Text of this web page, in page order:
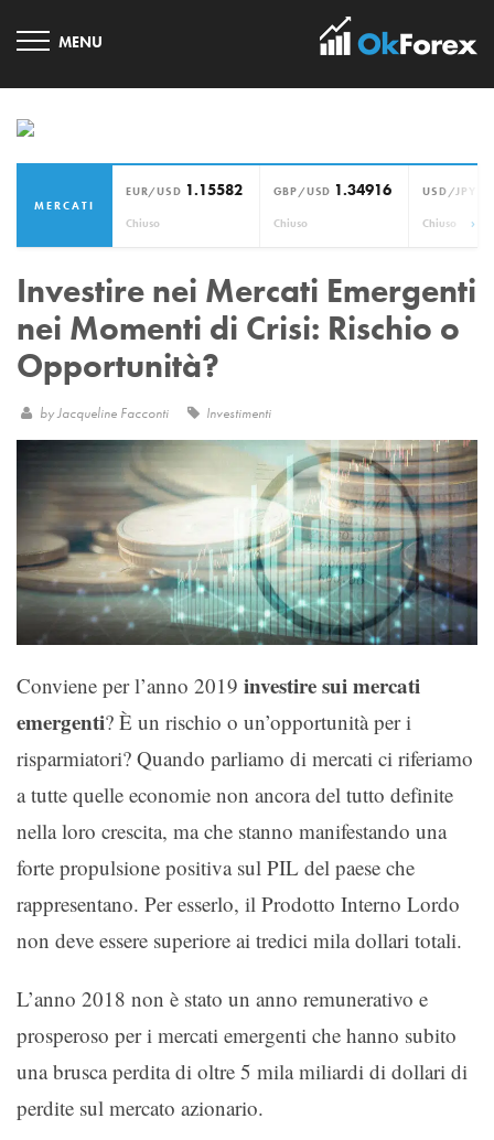
MERCATI
EUR/USD 1.15582
Chiuso
GBP/USD 1.34916
Chiuso
USD/JPY
Chiuso ›
Investire nei Mercati Emergenti
nei Momenti di Crisi: Rischio o
Opportunità?
byJacqueline Facconti Investimenti
Conviene per l’anno 2019 investire suimercati
emergenti? È un rischio o un’opportunità per i
risparmiatori? Quando parliamo di mercati ci riferiamo
a tutte quelle economie non ancora del tutto definite
nella loro crescita, ma che stanno manifestando una
forte propulsione positiva sul PIL del paese che
rappresentano. Per esserlo, il Prodotto Interno Lordo
non deve essere superiore ai tredici mila dollari totali.
L’anno 2018 non è stato un anno remunerativo e
prosperoso per i mercati emergenti che hanno subito
una brusca perdita di oltre 5 mila miliardi di dollari di
perdite sul mercato azionario.